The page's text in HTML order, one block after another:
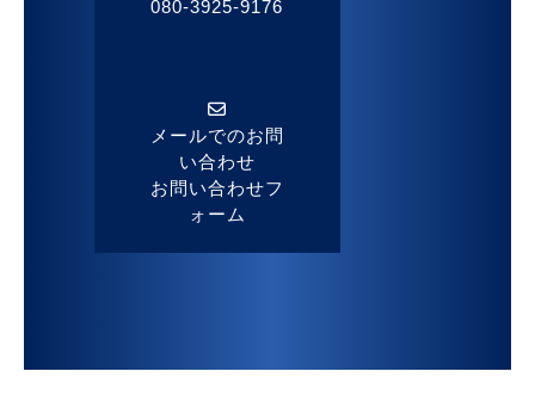
080-3925-9176
メールでのお問
い合わせ
お問い合わせフ
ォーム